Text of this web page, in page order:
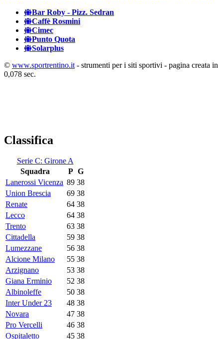
Bar Roby - Pizz. Sedran
Caffè Rosmini
Cimec
Punto Quota
Solarplus
© www.sportrentino.it - strumenti per i siti sportivi - pagina creata in
0,078 sec.
Classifica
Serie C: Girone A
Squadra
P G
Lanerossi Vicenza 89 38
Union Brescia
69 38
Renate
64 38
Lecco
64 38
Trento
63 38
Cittadella
59 38
Lumezzane
56 38
Alcione Milano
55 38
Arzignano
53 38
Giana Erminio
52 38
Albinoleffe
50 38
Inter Under 23
48 38
Novara
47 38
Pro Vercelli
46 38
Ospitaletto
45 38